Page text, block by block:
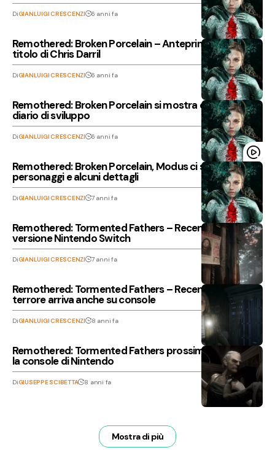
DiGIANLUIGI CRESCENZI 6 anni fa
Remothered: Broken Porcelain – Anteprima del nuovo
titolo di Chris Darril
DiGIANLUIGI CRESCENZI 6 anni fa
Remothered: Broken Porcelain si mostra con il primo
diario di sviluppo
DiGIANLUIGI CRESCENZI 6 anni fa
Remothered: Broken Porcelain, Modus ci svela i
personaggi e alcuni dettagli
DiGIANLUIGI CRESCENZI 7 anni fa
Remothered: Tormented Fathers – Recensione della
versione Nintendo Switch
DiGIANLUIGI CRESCENZI 7 anni fa
Remothered: Tormented Fathers – Recensione, il
terrore arriva anche su console
DiGIANLUIGI CRESCENZI 8 anni fa
Remothered: Tormented Fathers prossimo anche per
la console di Nintendo
DiGIUSEPPE SCIBETTA 8 anni fa
Mostra di più